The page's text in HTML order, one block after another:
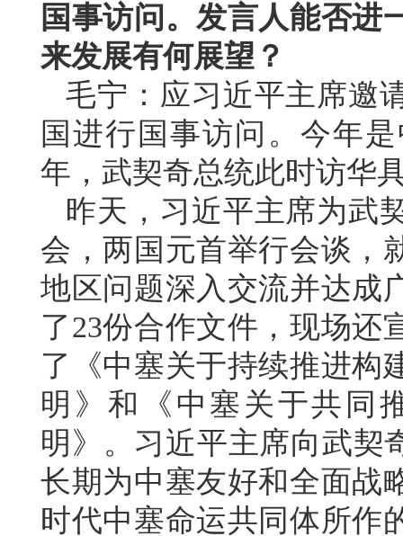
国事访问。发言人能否进
来发展有何展望？
毛宁：应习近平主席邀
国进行国事访问。今年
年，武契奇总统此时访华
昨天，习近平主席为武
会，两国元首举行会谈，
地区问题深入交流并达成
了23份合作文件，现场还
了《中塞关于持续推进构
明》和《中塞关于共同
明》。习近平主席向武契
长期为中塞友好和全面战
时代中塞命运共同体所作